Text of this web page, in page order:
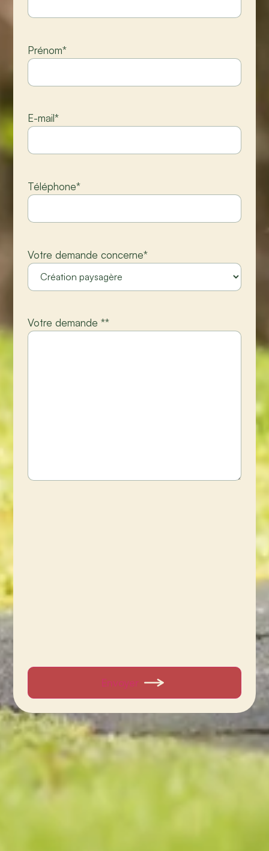
Prénom*
E-mail*
Téléphone*
Votre demande concerne*
Votre demande **
Envoyer